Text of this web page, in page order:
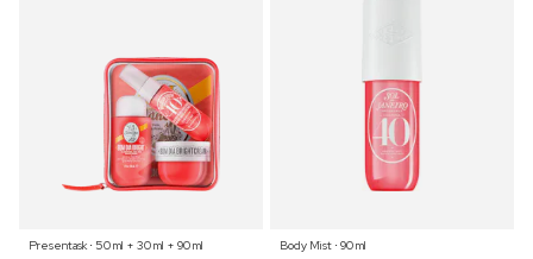
Presentask ⋅ 50 ml + 30 ml + 90 ml
Body Mist ⋅ 90 ml